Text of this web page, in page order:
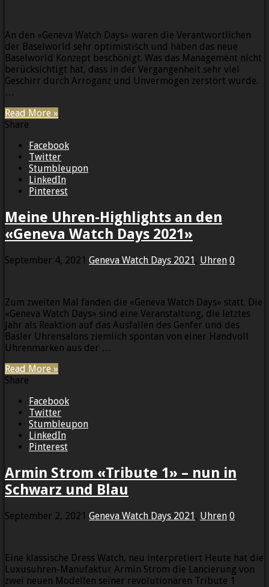
An den «Geneva Watch Days» waren die Verantwortlichen
der Baselworld sehr optimistisch und haben das neue
Baselworld Konzept beschönigt. Was das Management nicht
berücksichtigt hat, dass in der Vergangenheit sehr viel
Geschirr durch Arroganz und Unvermögen zerstört wurde.
…
Read More »
Share
Facebook
Twitter
Stumbleupon
LinkedIn
Pinterest
Meine Uhren-Highlights an den
«Geneva Watch Days 2021»
September 4, 2021 Geneva Watch Days 2021 , Uhren 0
Zum zweiten Mal fanden die «Geneva Watch Days» statt. Die
«Geneva Watch Days» sind eine Veranstaltung, die letztes
Jahr als Reaktion auf das Ausfallen des Genfer und des
Basler Uhrensalons ziemlich spontan von einer Handvoll
Uhrenmarken aus der …
Read More »
Share
Facebook
Twitter
Stumbleupon
LinkedIn
Pinterest
Armin Strom «Tribute 1» – nun in
Schwarz und Blau
September 2, 2021 Geneva Watch Days 2021, Uhren 0
Eine klassische Dress Watch, neu interpretiert Heute hat die
Luxusuhren-Manufaktur Armin Strom die Lancierung von
zwei neuen Modellen seiner revolutionären Tribute 1